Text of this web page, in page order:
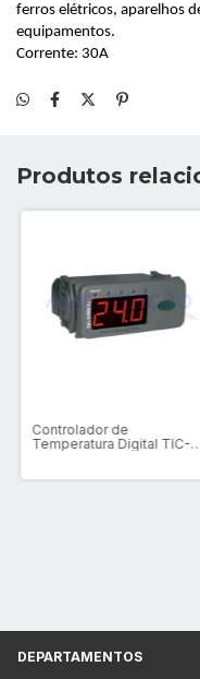
ferros elétricos, aparelhos
equipamentos.
Corrente: 30A
Produtos
Controlador de
Temperatura Digital TIC-
DEPARTAMENTOS